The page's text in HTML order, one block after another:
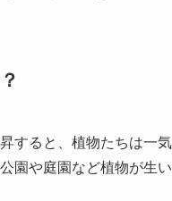
すると、植物たちは一
園や庭園など植物が生